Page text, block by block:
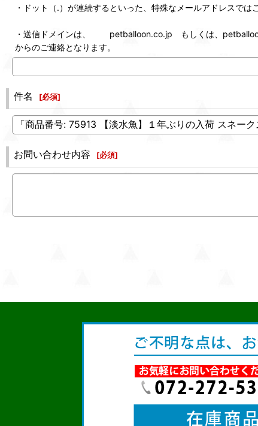
・ドット（.）が連続するといった、特殊なメールアドレスでは
・送信ドメインは、 petballoon.co.jp もしくは、
からのご連絡となります。
件名 [必須]
お問い合わせ内容 [必須]